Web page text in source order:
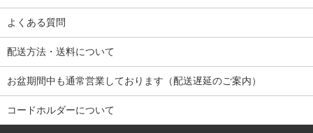
よくある質問
配送方法・送料について
お盆期間中も通常営業しております（配送遅延のご案内）
コードホルダーについて